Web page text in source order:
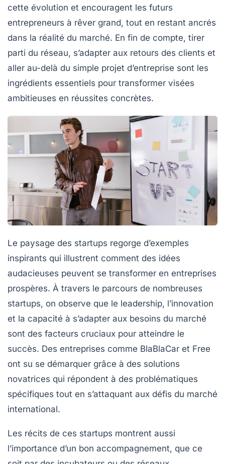
cette évolution et encouragent les futurs
entrepreneurs à rêver grand, tout en restant ancrés
dans la réalité du marché. En fin de compte, tirer
parti du réseau, s’adapter aux retours des clients et
aller au-delà du simple projet d’entreprise sont les
ingrédients essentiels pour transformer visées
ambitieuses en réussites concrètes.
Le paysage des startups regorge d’exemples
inspirants qui illustrent comment des idées
audacieuses peuvent se transformer en entreprises
prospères. À travers le parcours de nombreuses
startups, on observe que le leadership, l’innovation
et la capacité à s’adapter aux besoins du marché
sont des facteurs cruciaux pour atteindre le
succès. Des entreprises comme BlaBlaCar et Free
ont su se démarquer grâce à des solutions
novatrices qui répondent à des problématiques
spécifiques tout en s’attaquant aux défis du marché
international.
Les récits de ces startups montrent aussi
l’importance d’un bon accompagnement, que ce